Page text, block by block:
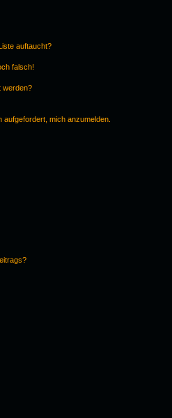
auftaucht?
falsch!
werden?
mich anzumelden.